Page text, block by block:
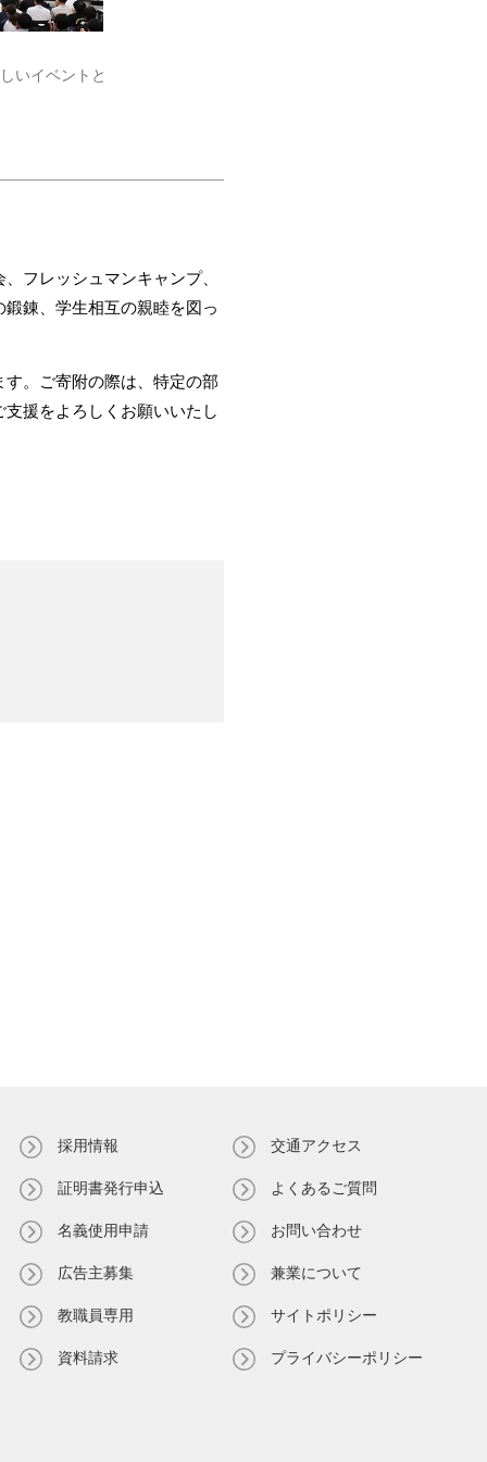
いイベントと
フレッシュマンキャンプ、
錬、学生相互の親睦を図っ
。ご寄附の際は、特定の部
援をよろしくお願いいたし
採用情報
証明書発⾏申込
名義使⽤申請
広告主募集
教職員専⽤
資料請求
交通アクセス
よくあるご質問
お問い合わせ
兼業について
サイトポリシー
プライバシーポリシー